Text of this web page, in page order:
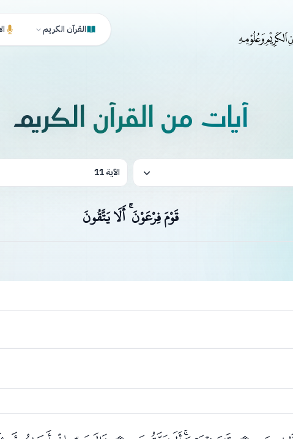
القرآن الكريم
آيات من القرآن الكريم
الآية 11
قَوْمَ فِرْعَوْنَ ۚ أَلَا يَتَّقُونَ